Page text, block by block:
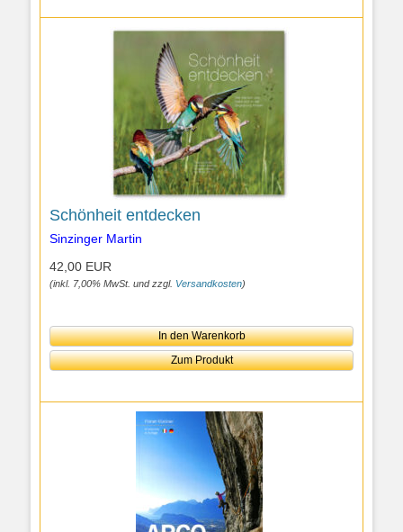
Schönheit entdecken
Sinzinger Martin
42,00 EUR
(inkl. 7,00% MwSt. und zzgl. Versandkosten)
In den Warenkorb
Zum Produkt